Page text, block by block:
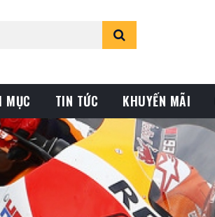
MỤC TIN TỨC KHUYẾN MÃI